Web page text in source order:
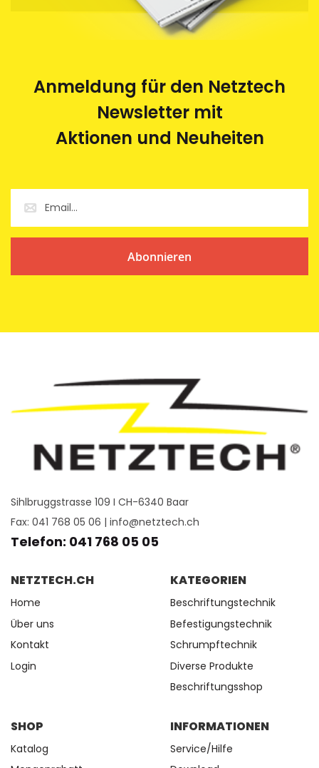
Anmeldung für den Netztech
Newsletter mit
Aktionen und Neuheiten
Abonnieren
Sihlbruggstrasse 109 I CH-6340 Baar
Fax: 041 768 05 06 | info@netztech.ch
Telefon: 041 768 05 05
NETZTECH.CH
Home
Über uns
Kontakt
Login
KATEGORIEN
Beschriftungstechnik
Befestigungstechnik
Schrumpftechnik
Diverse Produkte
Beschriftungsshop
SHOP
Katalog
INFORMATIONEN
Service/Hilfe